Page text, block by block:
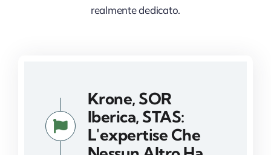
realmente dedicato.
Krone, SOR
Iberica, STAS:
L'expertise Che